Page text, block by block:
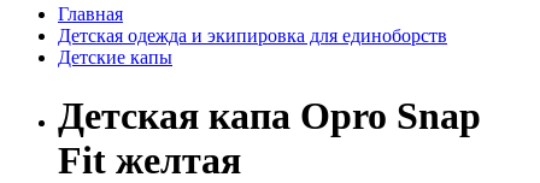
Главная
Детская одежда и экипировка для единоборств
Детские капы
Детская капа Opro Snap
Fit желтая